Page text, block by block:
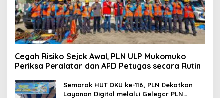
Cegah Risiko Sejak Awal, PLN ULP Mukomuko
Periksa Peralatan dan APD Petugas secara Rutin
Semarak HUT OKU ke-116, PLN Dekatkan
Layanan Digital melalui Gelegar PLN